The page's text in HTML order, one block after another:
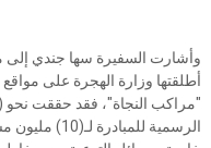
وأشارت السفيرة سها جندي إلى ما
أطلقتها وزارة الهجرة على مواقع